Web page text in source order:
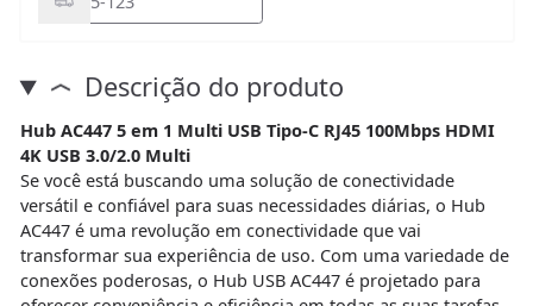
Descrição do produto
Hub AC447 5 em 1 Multi USB Tipo-C RJ45 100Mbps HDMI
4K USB 3.0/2.0 Multi
Se você está buscando uma solução de conectividade
versátil e confiável para suas necessidades diárias, o Hub
AC447 é uma revolução em conectividade que vai
transformar sua experiência de uso. Com uma variedade de
conexões poderosas, o Hub USB AC447 é projetado para